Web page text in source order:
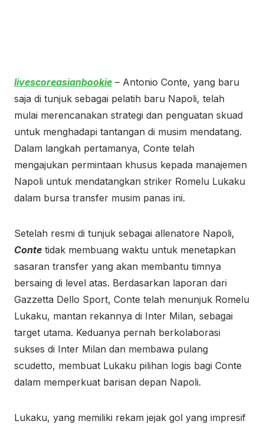
livescoreasianbookie – Antonio Conte, yang baru
saja di tunjuk sebagai pelatih baru Napoli, telah
mulai merencanakan strategi dan penguatan skuad
untuk menghadapi tantangan di musim mendatang.
Dalam langkah pertamanya, Conte telah
mengajukan permintaan khusus kepada manajemen
Napoli untuk mendatangkan striker Romelu Lukaku
dalam bursa transfer musim panas ini.
Setelah resmi di tunjuk sebagai allenatore Napoli,
Conte tidak membuang waktu untuk menetapkan
sasaran transfer yang akan membantu timnya
bersaing di level atas. Berdasarkan laporan dari
Gazzetta Dello Sport, Conte telah menunjuk Romelu
Lukaku, mantan rekannya di Inter Milan, sebagai
target utama. Keduanya pernah berkolaborasi
sukses di Inter Milan dan membawa pulang
scudetto, membuat Lukaku pilihan logis bagi Conte
dalam memperkuat barisan depan Napoli.
Lukaku, yang memiliki rekam jejak gol yang impresif